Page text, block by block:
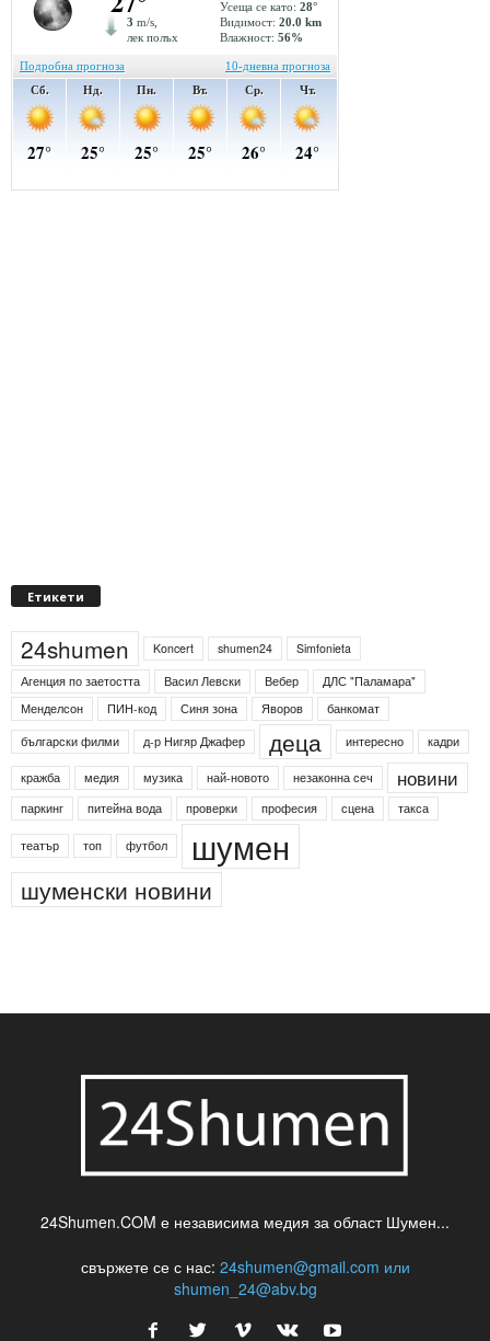
Етикети
24shumen Koncert shumen24
Simfonieta
Агенция по заетостта
Васил Левски Вебер
ДЛС "Паламара"
Менделсон
ПИН-код Синя зона Яворов
банкомат
български филми
д-р Нигяр Джафер деца интересно кадри
кражба медия музика най-новото незаконна сеч новини
паркинг питейна вода проверки професия сцена такса
театър топ футбол шумен
шуменски новини
24Shumen.COM е независима медия за област Шумен...
свържете се с нас: 24shumen@gmail.com или
shumen_24@abv.bg